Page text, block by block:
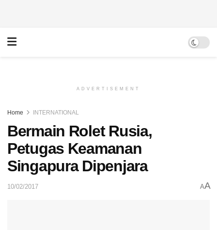
ADVERTISEMENT
Home INTERNATIONAL
Bermain Rolet Rusia,
Petugas Keamanan
Singapura Dipenjara
10/02/2017 AA